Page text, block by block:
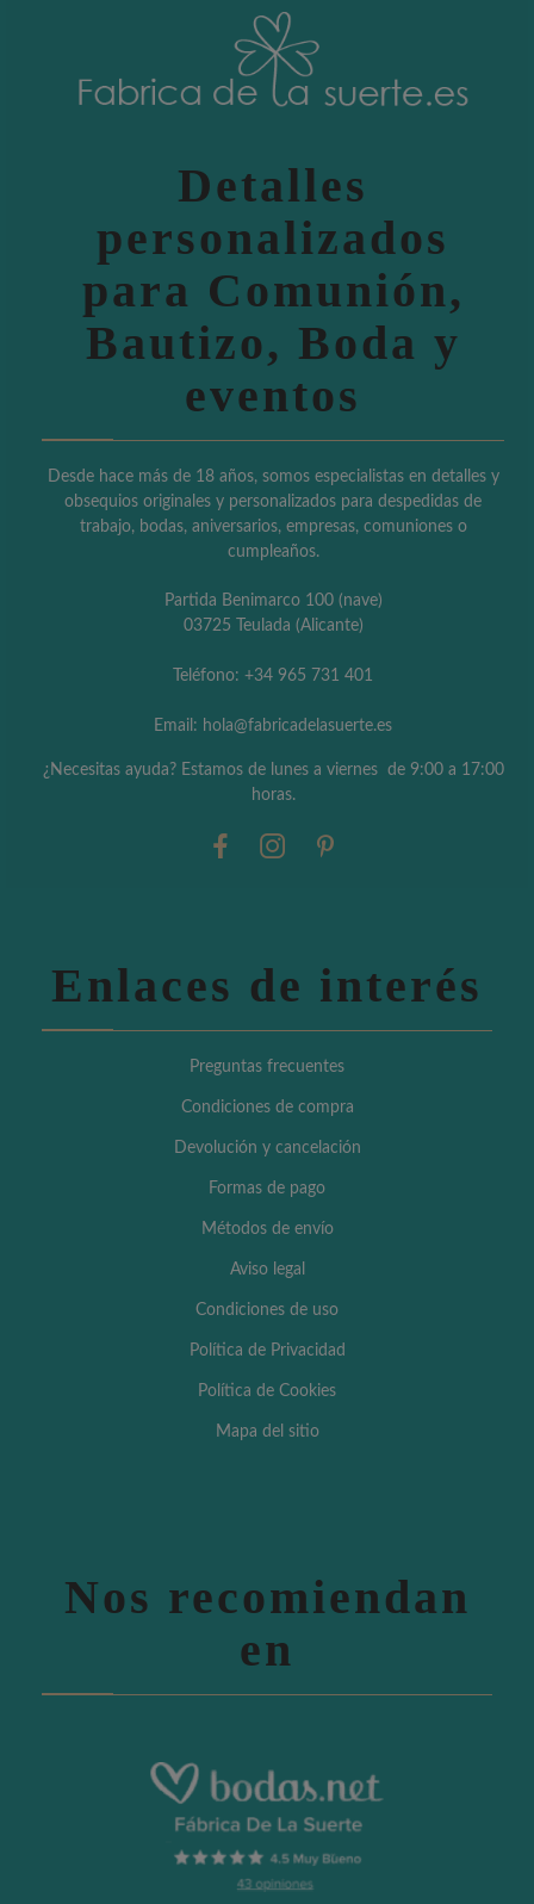
Detalles
personalizados
para Comunión,
Bautizo, Boda y
eventos
Desde hace más de 18 años, somos especialistas en detalles y
obsequios originales y personalizados para despedidas de
trabajo, bodas, aniversarios, empresas, comuniones o
cumpleaños.
Partida Benimarco 100 (nave)
03725 Teulada (Alicante)
Teléfono: +34 965 731 401
Email: hola@fabricadelasuerte.es
¿Necesitas ayuda? Estamos de lunes a viernes de 9:00 a 17:00
horas.
Enlaces de interés
Preguntas frecuentes
Condiciones de compra
Devolución y cancelación
Formas de pago
Métodos de envío
Aviso legal
Condiciones de uso
Política de Privacidad
Política de Cookies
Mapa del sitio
Nos recomiendan
en